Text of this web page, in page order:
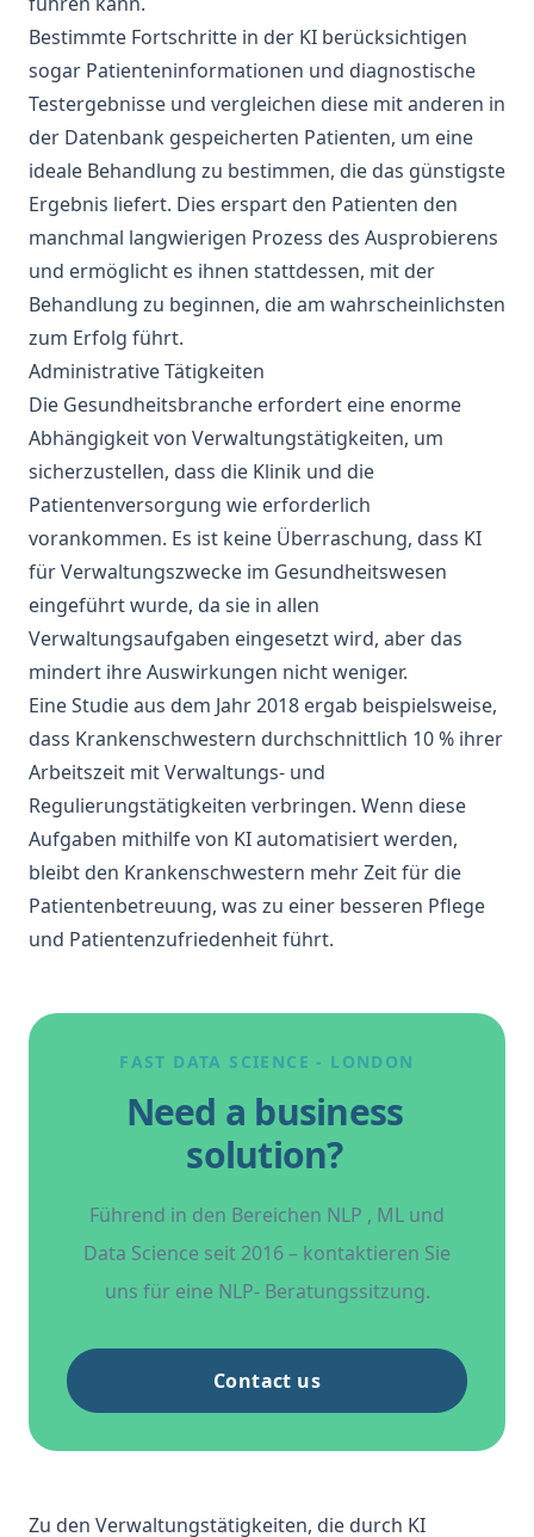
Bestimmte Fortschritte in der KI berücksichtigen
sogar Patienteninformationen und diagnostische
Testergebnisse und vergleichen diese mit anderen in
der Datenbank gespeicherten Patienten, um eine
ideale Behandlung zu bestimmen, die das günstigste
Ergebnis liefert. Dies erspart den Patienten den
manchmal langwierigen Prozess des Ausprobierens
und ermöglicht es ihnen stattdessen, mit der
Behandlung zu beginnen, die am wahrscheinlichsten
zum Erfolg führt.
Administrative Tätigkeiten
Die Gesundheitsbranche erfordert eine enorme
Abhängigkeit von Verwaltungstätigkeiten, um
sicherzustellen, dass die Klinik und die
Patientenversorgung wie erforderlich
vorankommen. Es ist keine Überraschung, dass KI
für Verwaltungszwecke im Gesundheitswesen
eingeführt wurde, da sie in allen
Verwaltungsaufgaben eingesetzt wird, aber das
mindert ihre Auswirkungen nicht weniger.
EineStudie aus dem Jahr 2018 ergab beispielsweise,
dass Krankenschwestern durchschnittlich 10 % ihrer
Arbeitszeit mit Verwaltungs- und
Regulierungstätigkeiten verbringen. Wenn diese
Aufgaben mithilfe von KI automatisiert werden,
bleibt den Krankenschwestern mehr Zeit für die
Patientenbetreuung, was zu einer besseren Pflege
und Patientenzufriedenheit führt.
FAST DATA SCIENCE - LONDON
Need a business
solution?
Führend in den Bereichen NLP , ML und
Data Science seit 2016 – kontaktieren Sie
uns für eine NLP-Beratungssitzung.
Contact us
Zu den Verwaltungstätigkeiten, die durch KI